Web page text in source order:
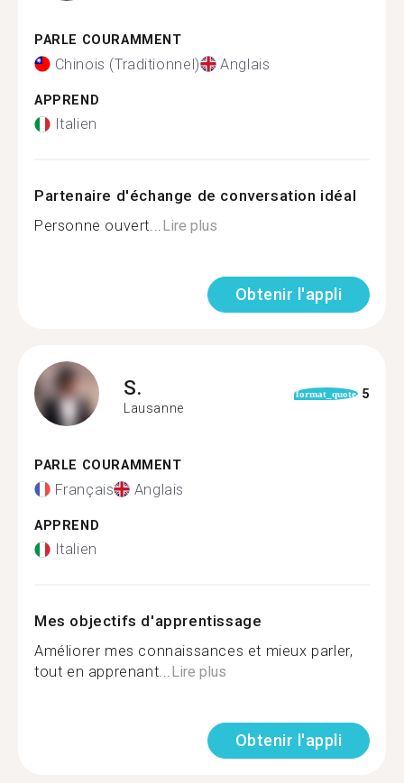
PARLE COURAMMENT
Chinois (Traditionnel) Anglais
APPREND
Italien
Partenaire d'échange de conversation idéal
Personne ouvert...Lire plus
Obtenir l'appli
S.
Lausanne
format_quote 5
PARLE COURAMMENT
Français Anglais
APPREND
Italien
Mes objectifs d'apprentissage
Améliorer mes connaissances et mieux parler,
tout en apprenant...Lire plus
Obtenir l'appli